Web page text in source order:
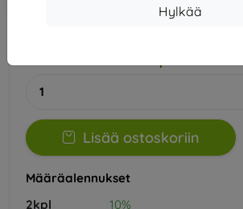
Hylkää
Lisää ostoskoriin
Määräalennukset
2kpl
10%